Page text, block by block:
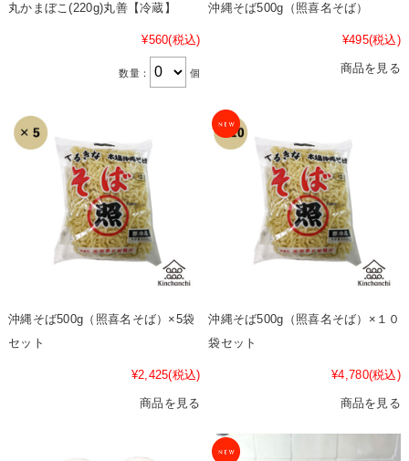
丸かまぼこ(220g)丸善【冷蔵】
¥560(税込)
数量： 個
沖縄そば500g（照喜名そば）
¥495(税込)
商品を見る
沖縄そば500g（照喜名そば）×5袋
セット
¥2,425(税込)
商品を見る
沖縄そば500g（照喜名そば）×１０
袋セット
¥4,780(税込)
商品を見る